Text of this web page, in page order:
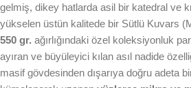
gelmiş, dikey hatlarda asil bir katedral ve
yükselen üstün kalitede bir Sütlü Kuvars
550 gr. ağırlığındaki özel koleksiyonluk
ayıran ve büyüleyici kılan asıl nadide
masif gövdesinden dışarıya doğru adeta